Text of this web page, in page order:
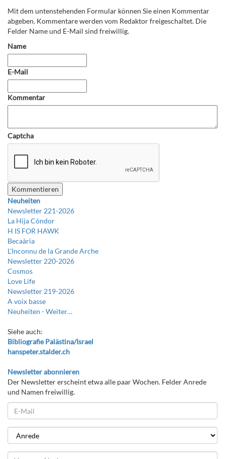
Mit dem untenstehenden Formular können Sie einen Kommentar
abgeben. Kommentare werden vom Redaktor freigeschaltet. Die
Felder Name und E-Mail sind freiwillig.
Name
E-Mail
Kommentar
Captcha
Neuheiten
Newsletter 221-2026
La Hija Cóndor
H IS FOR HAWK
Becaària
L’Inconnu de la Grande Arche
Newsletter 220-2026
Cosmos
Love Life
Newsletter 219-2026
A voix basse
Neuheiten -Weiter…
Siehe auch:
Bibliografie Palästina/Israel
hanspeter.stalder.ch
Newsletter abonnieren
Der Newsletter erscheint etwa alle paar Wochen. Felder Anrede
und Namen freiwillig.